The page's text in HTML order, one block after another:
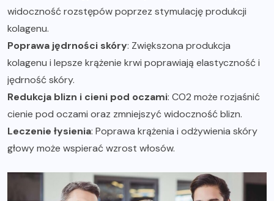
widoczność rozstępów poprzez stymulację produkcji
kolagenu.
Poprawa jędrności skóry: Zwiększona produkcja
kolagenu i lepsze krążenie krwi poprawiają elastyczność i
jędrność skóry.
Redukcja blizn i cieni pod oczami: CO2 może rozjaśnić
cienie pod oczami oraz zmniejszyć widoczność blizn.
Leczenie łysienia: Poprawa krążenia i odżywienia skóry
głowy może wspierać wzrost włosów.